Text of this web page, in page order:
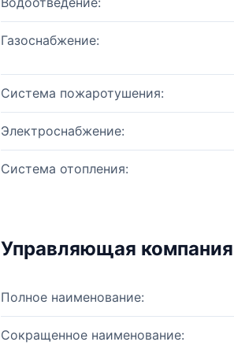
Газоснабжение:
Система пожаротушения:
Электроснабжение:
Система отопления:
Управляющая компания
Полное наименование:
Сокращенное наименование: